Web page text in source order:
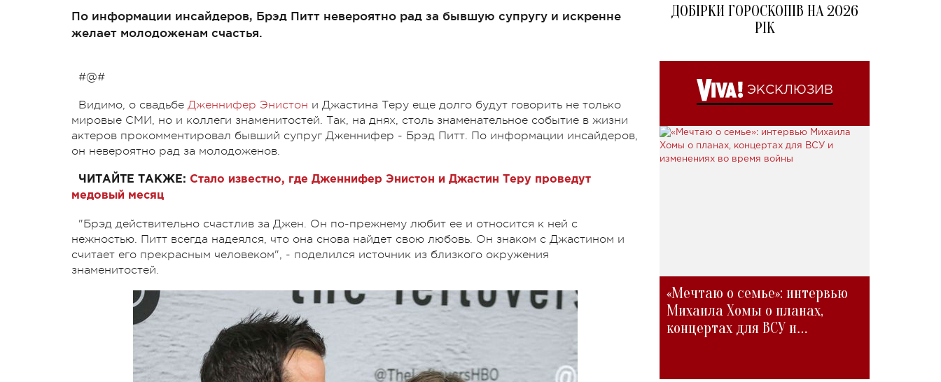
По информации инсайдеров, Брэд Питт невероятно рад за бывшую супругу и искренне
желает молодоженам счастья.
#@#
Видимо, о свадьбе Дженнифер Энистон и Джастина Теру еще долго будут говорить не только
мировые СМИ, но и коллеги знаменитостей. Так, на днях, столь знаменательное событие в жизни
актеров прокомментировал бывший супруг Дженнифер - Брэд Питт. По информации инсайдеров,
он невероятно рад за молодоженов.
ЧИТАЙТЕ ТАКЖЕ: Стало известно, где Дженнифер Энистон и Джастин Теру проведут
медовый месяц
"Брэд действительно счастлив за Джен. Он по-прежнему любит ее и относится к ней с
нежностью. Питт всегда надеялся, что она снова найдет свою любовь. Он знаком с Джастином и
считает его прекрасным человеком", - поделился источник из близкого окружения
знаменитостей.
ДОБІРКИ ГОРОСКОПІВ НА 2026
РІК
ЭКСКЛЮЗИВ
«Мечтаю о семье»: интервью
Михаила Хомы о планах,
концертах для ВСУ и